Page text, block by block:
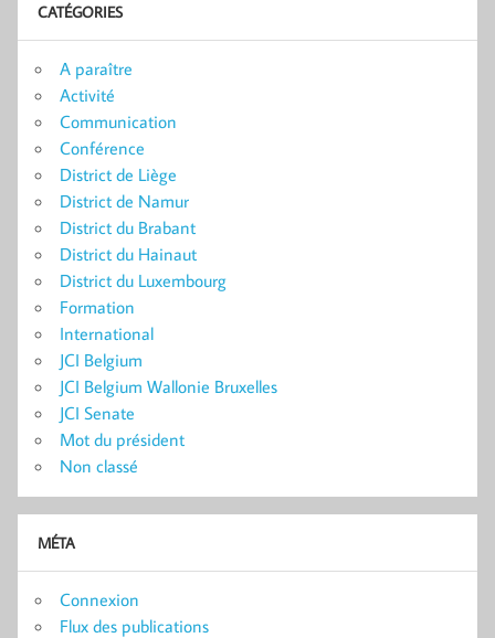
CATÉGORIES
A paraître
Activité
Communication
Conférence
District de Liège
District de Namur
District du Brabant
District du Hainaut
District du Luxembourg
Formation
International
JCI Belgium
JCI Belgium Wallonie Bruxelles
JCI Senate
Mot du président
Non classé
MÉTA
Connexion
Flux des publications